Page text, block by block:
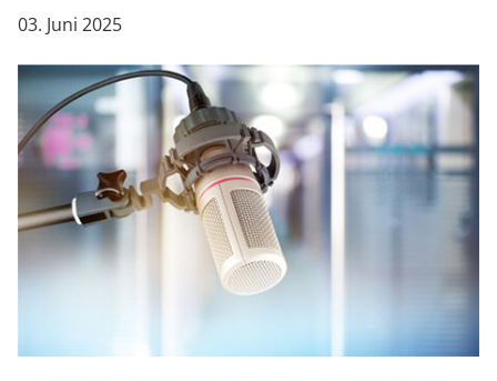
03. Juni 2025